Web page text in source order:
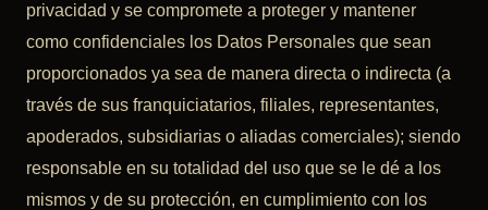
privacidad y se compromete a proteger y mantener
como confidenciales los Datos Personales que sean
proporcionados ya sea de manera directa o indirecta (a
través de sus franquiciatarios, filiales, representantes,
apoderados, subsidiarias o aliadas comerciales); siendo
responsable en su totalidad del uso que se le dé a los
mismos y de su protección, en cumplimiento con los